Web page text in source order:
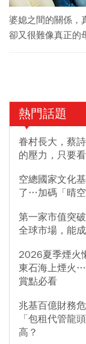
婆媳之間的關係，
卻又很難像真正的
熱門話題
眷村長大，蔡
的壓力，只要
空總國家文化
了…加碼「晴
第一家市值突
全球市場，能
2026夏季煙火
東石海上煙火
賞點必看
兆基百億財務
「包租代管龍
高？